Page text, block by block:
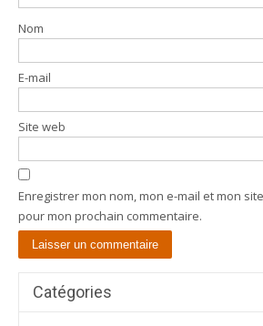
Nom
E-mail
Site web
Enregistrer mon nom, mon e-mail et mon
pour mon prochain commentaire.
Catégories